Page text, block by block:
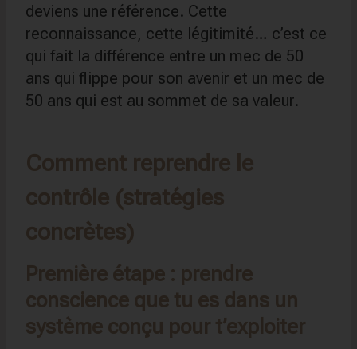
deviens une référence. Cette
reconnaissance, cette légitimité… c’est ce
qui fait la différence entre un mec de 50
ans qui flippe pour son avenir et un mec de
50 ans qui est au sommet de sa valeur.
Comment reprendre le
contrôle (stratégies
concrètes)
Première étape : prendre
conscience que tu es dans un
système conçu pour t’exploiter